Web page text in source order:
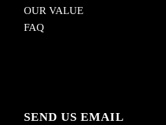
OUR VALUE
FAQ
SEND US EMAIL